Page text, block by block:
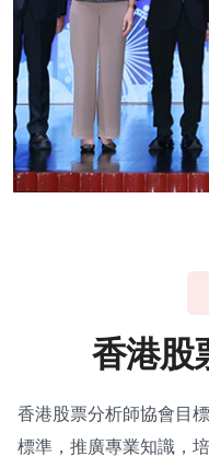
香港股
香港股票分析師協會目
標準，推廣專業知識，